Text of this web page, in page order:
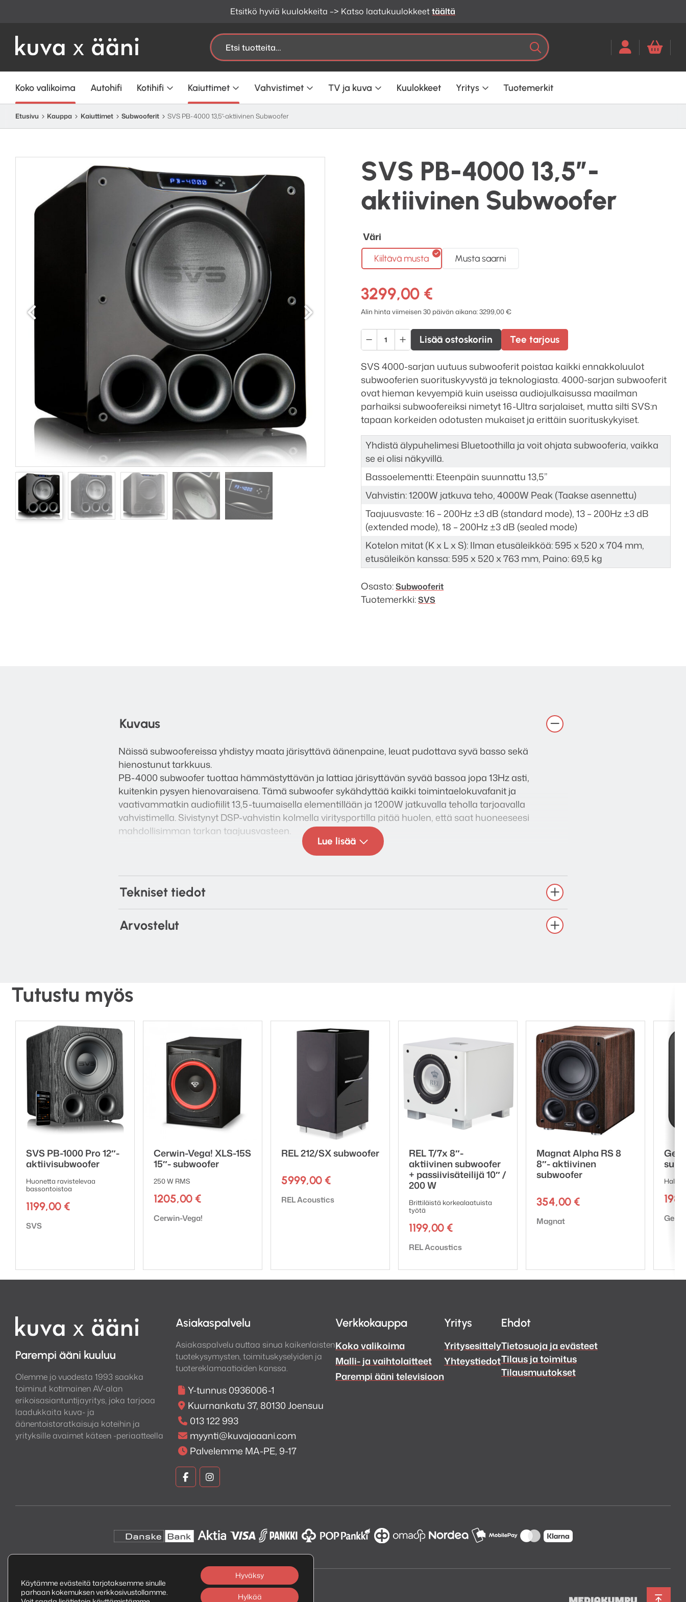
Etsitkö hyviä kuulokkeita –> Katso laatukuulokkeettäältä
Etsi: HakuKun tuloksia tulee, voit selata
Koko valikoima Autohifi Kotihifi Kaiuttimet Vahvistimet TV ja kuva Kuulokkeet Yritys Tuotemerkit
Etusivu Kauppa Kaiuttimet Subwooferit SVS PB-4000 13,5”-aktiivinen Subwoofer
SVS PB-4000 13,5”-
aktiivinen Subwoofer
Seuraava
Väri
Kiiltävä musta Musta saarni
3299,00 €
Alin hinta viimeisen 30 päivän aikana:3299,00€
SVS
PB-
4000
13,5''-
aktiivinen
Subwoofer
määrä
Lisää ostoskoriin Tee tarjous
SVS 4000-sarjan uutuus subwooferit poistaa kaikki ennakkoluulot
subwooferien suorituskyvystä ja teknologiasta. 4000-sarjan subwooferit
ovat hieman kevyempiä kuin useissa audiojulkaisussa maailman
parhaiksi subwoofereiksi nimetyt 16-Ultra sarjalaiset, mutta silti SVS:n
tapaan korkeiden odotusten mukaiset ja erittäin suorituskykyiset.
Yhdistä älypuhelimesi Bluetoothilla ja voit ohjata subwooferia, vaikka
se ei olisi näkyvillä.
Bassoelementti: Eteenpäin suunnattu 13,5”
Vahvistin: 1200W jatkuva teho, 4000W Peak (Taakse asennettu)
Taajuusvaste: 16 – 200Hz ±3 dB (standard mode), 13 – 200Hz ±3 dB
(extended mode), 18 – 200Hz ±3 dB (sealed mode)
Kotelon mitat (K x L x S): Ilman etusäleikköä: 595 x 520 x 704 mm,
etusäleikön kanssa: 595 x 520 x 763 mm, Paino: 69,5 kg
Osasto:Subwooferit
Tuotemerkki:SVS
Kuvaus
Näissä subwoofereissa yhdistyy maata järisyttävä äänenpaine, leuat pudottava syvä basso sekä
hienostunut tarkkuus.
PB-4000 subwoofer tuottaa hämmästyttävän ja lattiaa järisyttävän syvää bassoa jopa 13Hz asti,
kuitenkin pysyen hienovaraisena. Tämä subwoofer sykähdyttää kaikki toimintaelokuvafanit ja
vaativammatkin audiofiilit 13,5-tuumaisella elementillään ja 1200W jatkuvalla teholla tarjoavalla
vahvistimella. Sivistynyt DSP-vahvistin kolmella viritysportilla pitää huolen, että saat huoneeseesi
mahdollisimman tarkan taajuusvasteen.
SVS 4000-sarjan subwoofereita voi ohjata SVS:N kehittämällä älypuhelinsovelluksella, joka on saatavilla
äänenvoimakkuutta, korjata taajuuksia, kustomoituja esiasetuksia sekä järjestelmän asetuksia.
Parametrisen taajuuskorjaimen avulla voit hienosäätää subwooferin juuri sinun tarpeiden mukaiseksi.
Tallenna jopa kolme kustomoitua esiasetusta esimerkiksi elokuvien katselemista, musiikin kuuntelua
Tekniset tiedot:
Bassoelementti: Eteenpäin suunnattu 13,5”
Vahvistin: 1200W jatkuva teho, 4000W Peak (Taakse asennettu)
Taajuusvaste: 16 – 200Hz ±3 dB (standard mode), 13 – 200Hz ±3 dB (extended mode), 18 – 200Hz ±3 dB
(sealed mode)
Teräksinen resonoimaton suojaritilä
Ruuvattavat kumitassut
Kotelo: MDF
Kotelon mitat (K x L x S): Ilman etusäleikköä: 595 x 520 x 704 mm, etusäleikön kanssa: 595 x 520 x 763
Lue lisää
Tekniset tiedot
Arvostelut
Tutustu myös
SVS PB-1000 Pro 12″-
aktiivisubwoofer
Huonetta ravistelevaa
bassontoistoa
1199,00 €
Tuotemerkki:
SVS
Cerwin-Vega! XLS-15S
15″- subwoofer
250 W RMS
1205,00 €
Tuotemerkki:
Cerwin-Vega!
REL 212/SX subwoofer
5999,00 €
Tuotemerkki:
REL Acoustics
REL T/7x 8″-
aktiivinen subwoofer
+ passiivisäteilijä 10″ /
200 W
Brittiläistä korkealaatuista
työtä
1199,00 €
Tuotemerkki:
REL Acoustics
Magnat Alpha RS 8
8″- aktiivinen
subwoofer
354,00 €
Tuotemerkki:
Magnat
Parempi ääni kuuluu
Olemme jo vuodesta 1993 saakka
toiminut kotimainen AV-alan
erikoisasiantuntijayritys, joka tarjoaa
laadukkaita kuva- ja
äänentoistoratkaisuja koteihin ja
yrityksille avaimet käteen -periaatteella
Asiakaspalvelu
Asiakaspalvelu auttaa sinua kaikenlaisten
tuotekysymysten, toimituskyselyiden ja
tuotereklamaatioiden kanssa.
Y-tunnus 0936006-1
Kuurnankatu 37, 80130 Joensuu
013 122 993
myynti@kuvajaaani.com
Palvelemme MA-PE, 9-17
Kuva
Facebook
Kuva
Instagram
Verkkokauppa
Koko valikoima
Malli- ja vaihtolaitteet
Parempi ääni televisioon
Yritys
Yritysesittely
Yhteystiedot
Ehdot
Tietosuoja ja evästeet
Tilaus ja toimitus
Tilausmuutokset
Copyright © 2026 Kuva ja Ääni Oy Tietosuojaseloste
Käytämme evästeitä tarjotaksemme sinulle
parhaan kokemuksen verkkosivustollamme.
Hyväksy
Hylkää